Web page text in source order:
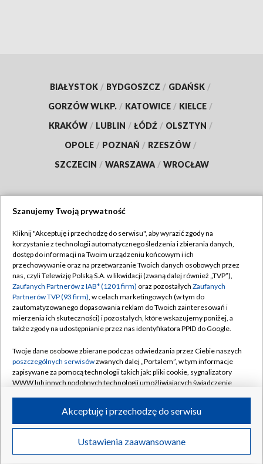
BIAŁYSTOK / BYDGOSZCZ / GDAŃSK /
GORZÓW WLKP. / KATOWICE / KIELCE /
KRAKÓW / LUBLIN / ŁÓDŹ / OLSZTYN /
OPOLE / POZNAŃ / RZESZÓW /
SZCZECIN / WARSZAWA / WROCŁAW
TVP
Abonament TVP
Emisja w TVP
Centrum informacji TVP
Naziemna Telewizja Cyfrowa
Rada Programowa
System NOS
Informacje o nadawcy
Program dla prasy
Ogłoszenie przetargowe
Regulamin TVP
Polityka prywatności
Moje zgody
Pomoc
Kontakt
Kanały
©2026 Telewizja Polska S.A. w likwidacji
Szanujemy Twoją prywatność
Kliknij "Akceptuję i przechodzę do serwisu", aby wyrazić zgody na
korzystanie z technologii automatycznego śledzenia i zbierania danych,
dostęp do informacji na Twoim urządzeniu końcowym i ich
przechowywanie oraz na przetwarzanie Twoich danych osobowych przez
nas, czyli Telewizję Polską S.A. w likwidacji (zwaną dalej również „TVP”),
Zaufanych Partnerów z IAB* (1201 firm) oraz pozostałych Zaufanych
Partnerów TVP (93 firm), w celach marketingowych (w tym do
zautomatyzowanego dopasowania reklam do Twoich zainteresowań i
mierzenia ich skuteczności) i pozostałych, które wskazujemy poniżej, a
także zgody na udostępnianie przez nas identyfikatora PPID do Google.
Twoje dane osobowe zbierane podczas odwiedzania przez Ciebie naszych
poszczególnych serwisówzwanych dalej „Portalem”, w tym informacje
zapisywane za pomocą technologii takich jak: pliki cookie, sygnalizatory
WWW lub innych podobnych technologii umożliwiających świadczenie
ruchu w Internecie.
Twoje dane osobowe zbierane podczas odwiedzania przez Ciebie
poszczególnych serwisówna Portalu, takie jak adresy IP, identyfikatory
Ustawienia zaawansowane
Akceptuję i przechodzę do serwisu